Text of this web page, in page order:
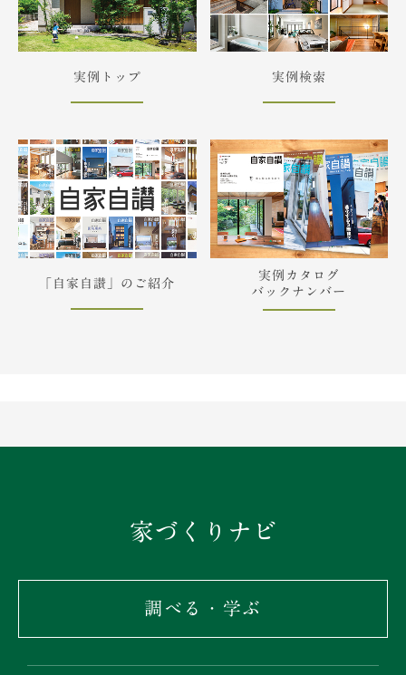
実例トップ 実例検索
「自家自讃」のご紹介
実例カタログ
バックナンバー
家づくりナビ
調べる・学ぶ